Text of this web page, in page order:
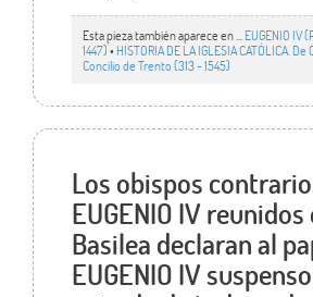
Esta pieza también aparece en ... EUGENIO IV
1447)• HISTORIA DE LA IGLESIA CATÓLICA.
Concilio de Trento (313 - 1545)
Los obispos
EUGENIO IV reunidos
Basilea declaran al
EUGENIO IV